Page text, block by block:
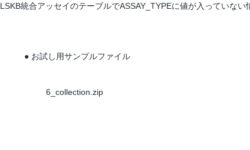
LSKB統合アッセイのテーブルでASSAY_TYPEに値が入っていない
● お試し用サンプルファイル
6_collection.zip